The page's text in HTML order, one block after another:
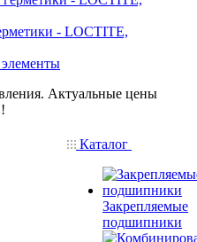
- LOCTITE,
Актуальные цены
Каталог
Закрепляемые
подшипники